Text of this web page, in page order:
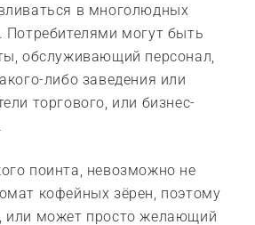
в многолюдных
Потребителями могут быть
обслуживающий персонал,
либо заведения или
торгового, или бизнес-
поинта, невозможно не
кофейных зёрен, поэтому
или может просто желающий